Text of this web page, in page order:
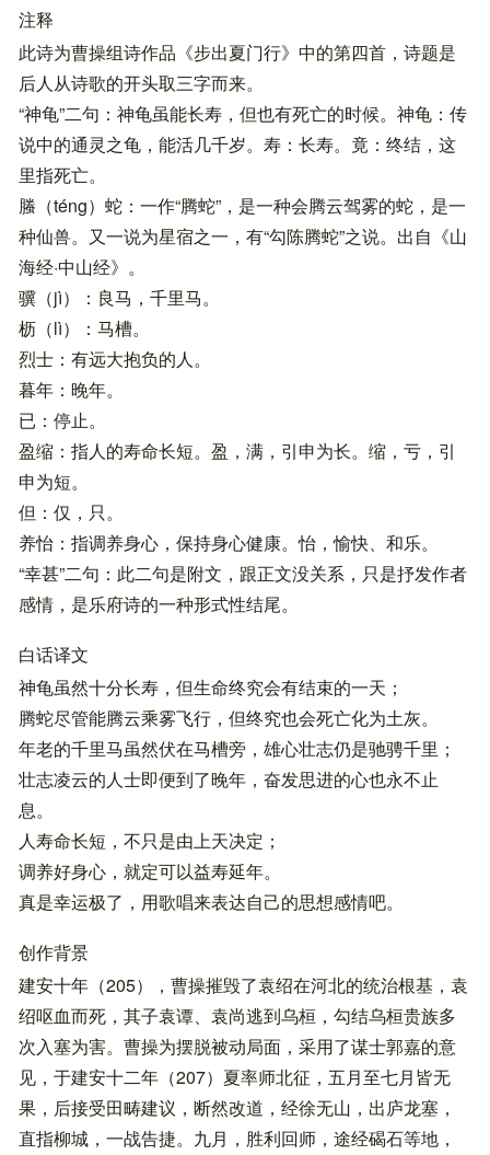
注释
此诗为曹操组诗作品《步出夏门行》中的第四首，诗题是
后人从诗歌的开头取三字而来。
“神龟”二句：神龟虽能长寿，但也有死亡的时候。神龟：传
说中的通灵之龟，能活几千岁。寿：长寿。竟：终结，这
里指死亡。
螣（téng）蛇：一作“腾蛇”，是一种会腾云驾雾的蛇，是一
种仙兽。又一说为星宿之一，有“勾陈腾蛇”之说。出自《山
海经·中山经》。
骥（jì）：良马，千里马。
枥（lì）：马槽。
烈士：有远大抱负的人。
暮年：晚年。
已：停止。
盈缩：指人的寿命长短。盈，满，引申为长。缩，亏，引
申为短。
但：仅，只。
养怡：指调养身心，保持身心健康。怡，愉快、和乐。
“幸甚”二句：此二句是附文，跟正文没关系，只是抒发作者
感情，是乐府诗的一种形式性结尾。
白话译文
神龟虽然十分长寿，但生命终究会有结束的一天；
腾蛇尽管能腾云乘雾飞行，但终究也会死亡化为土灰。
年老的千里马虽然伏在马槽旁，雄心壮志仍是驰骋千里；
壮志凌云的人士即便到了晚年，奋发思进的心也永不止
息。
人寿命长短，不只是由上天决定；
调养好身心，就定可以益寿延年。
真是幸运极了，用歌唱来表达自己的思想感情吧。
创作背景
建安十年（205），曹操摧毁了袁绍在河北的统治根基，袁
绍呕血而死，其子袁谭、袁尚逃到乌桓，勾结乌桓贵族多
次入塞为害。曹操为摆脱被动局面，采用了谋士郭嘉的意
见，于建安十二年（207）夏率师北征，五月至七月皆无
果，后接受田畴建议，断然改道，经徐无山，出庐龙塞，
直指柳城，一战告捷。九月，胜利回师，途经碣石等地，